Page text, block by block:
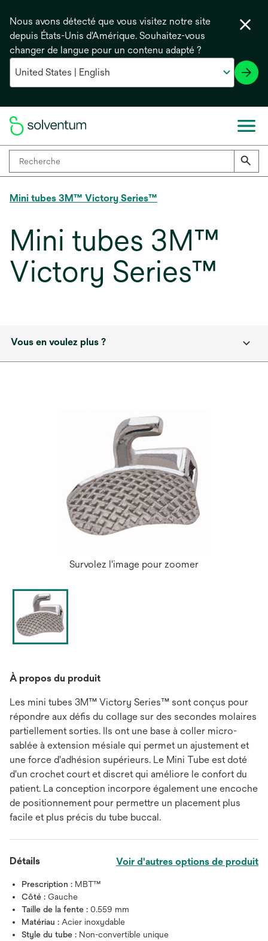
Nous avons détecté que vous visitez notre site
depuis États-Unis d'Amérique. Souhaitez-vous
changer de langue pour un contenu adapté ?
Mini tubes 3M™ Victory Series™
Mini tubes 3M™
Victory Series™
Vous en voulez plus ?
Survolez l'image pour zoomer
À propos du produit
Les mini tubes 3M™ Victory Series™ sont conçus pour
répondre aux défis du collage sur des secondes molaires
partiellement sorties. Ils ont une base à coller micro-
sablée à extension mésiale qui permet un ajustement et
une force d'adhésion supérieurs. Le Mini Tube est doté
d'un crochet court et discret qui améliore le confort du
patient. La conception incorpore également une encoche
de positionnement pour permettre un placement plus
facile et plus précis du tube buccal.
Détails Voir d'autres options de produit
Prescription : MBT™
Côté : Gauche
Taille de la fente : 0.559 mm
Matériau : Acier inoxydable
Style du tube : Non-convertible unique